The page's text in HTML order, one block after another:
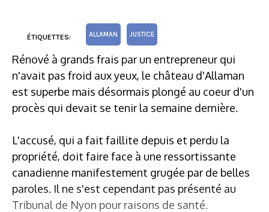
ÉTIQUETTES: ALLAMAN JUSTICE
Rénové à grands frais par un entrepreneur qui
n'avait pas froid aux yeux, le château d'Allaman
est superbe mais désormais plongé au coeur d'un
procès qui devait se tenir la semaine dernière.
L'accusé, qui a fait faillite depuis et perdu la
propriété, doit faire face à une ressortissante
canadienne manifestement grugée par de belles
paroles. Il ne s'est cependant pas présenté au
Tribunal de Nyon pour raisons de santé.